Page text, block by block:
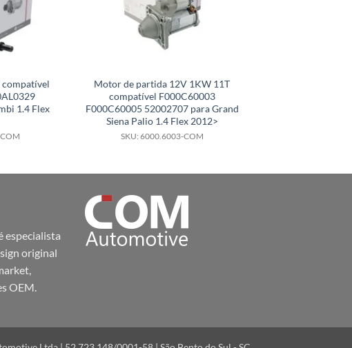
1.4 Flex
Motor de partida 12V 1KW 11T
compatível F000C60003
F000C60005 52002707 para Grand
Siena Palio 1.4 Flex 2012>
SKU: 6000.6003-COM
especialista
original
OEM.